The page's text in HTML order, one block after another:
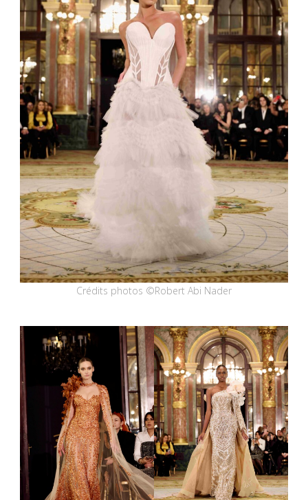
Crédits photos ©Robert Abi Nader